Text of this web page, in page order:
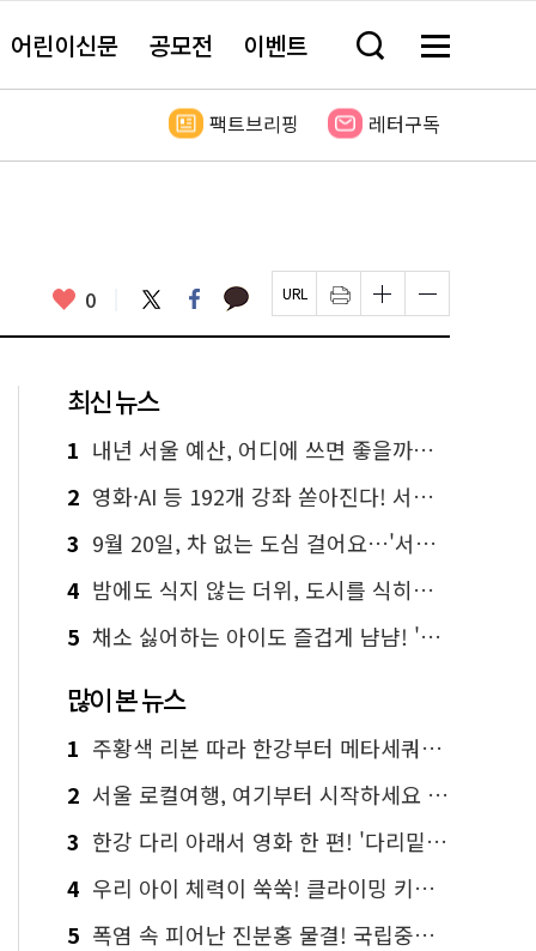
어린이신문 공모전 이벤트 검
창
기
메
전
보
팩트브리핑 레터구독
좋
요
0 트
위
터
페
이
스
카
카 페
이
지
인
쇄
하
글
자
크
하
기
글
자
크
하
최신 뉴스
1 내년 서울 예산, 어디에 쓰면 좋을까요? 온라인 투표
2 영화·AI 등 192개 강좌 쏟아진다! 서울시민대학 선착순 신청
3 9월 20일, 차 없는 도심 걸어요…'서울 걷자 페스티벌' 선착순 5천명
4 밤에도 식지 않는 더위, 도시를 식히는 시원한 해법은?
5 채소 싫어하는 아이도 즐겁게 냠냠! '찾아가는 서울시 식생활 교육' 현장
많이 본 뉴스
1 주황색 리본 따라 한강부터 메타세쿼이아 숲길까지…서울둘레길 15코스
2 서울 로컬여행, 여기부터 시작하세요 '서울에디션25'
3 한강 다리 아래서 영화 한 편! '다리밑 영화관' 무료 상영
4 우리 아이 체력이 쑥쑥! 클라이밍 키즈카페·어린이 체력장
5 폭염 속 피어난 진분홍 물결! 국립중앙박물관 배롱나무 명소